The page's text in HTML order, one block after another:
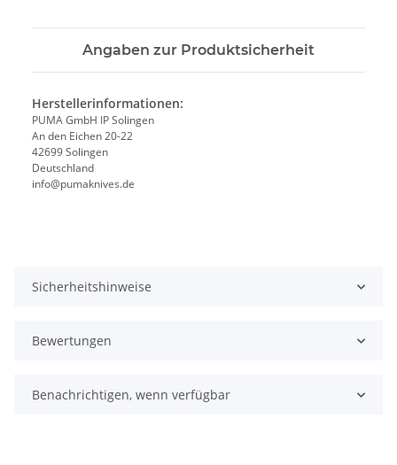
Angaben zur Produktsicherheit
Herstellerinformationen:
PUMA GmbH IP Solingen
An den Eichen 20-22
42699 Solingen
Deutschland
info@pumaknives.de
Sicherheitshinweise
Bewertungen
Benachrichtigen, wenn verfügbar